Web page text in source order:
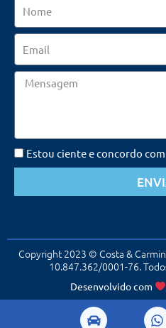
Mensagem
Estou ciente e concordo com
Copyright 2023 © Costa &
10.847.362/0001-76.
Desenvolvido com